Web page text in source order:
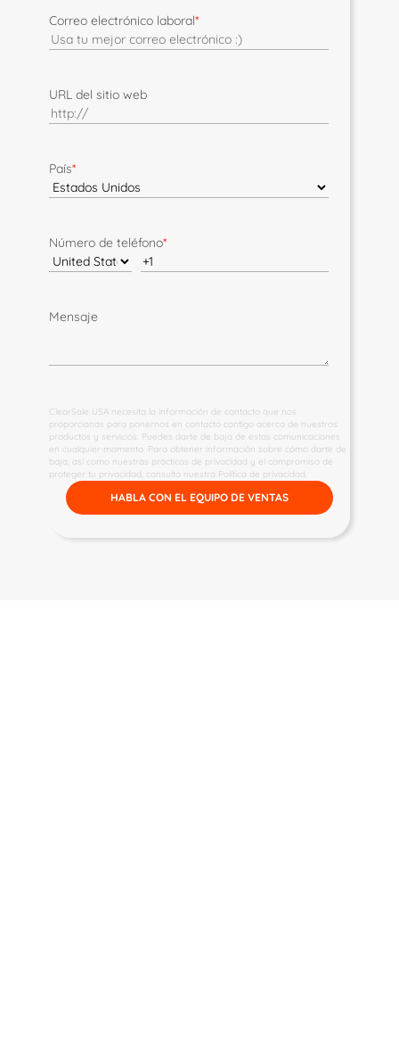
Correo electrónico laboral*
URL del sitio web
País*
Número de teléfono*
Mensaje
ClearSale USA necesita la información de contacto que nos
proporcionas para ponernos en contacto contigo acerca de nuestros
productos y servicios. Puedes darte de baja de estas comunicaciones
en cualquier momento. Para obtener información sobre cómo darte de
baja, así como nuestras prácticas de privacidad y el compromiso de
proteger tu privacidad, consulta nuestra Política de privacidad.